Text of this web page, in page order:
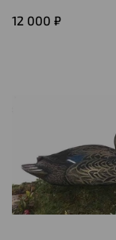
12 000 ₽